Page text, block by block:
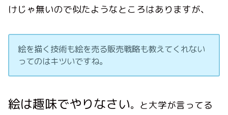
けじゃ無いので似たようなところはありますが、
絵を描く技術も絵を売る販売戦略も教えてくれない
ってのはキツいですね。
絵は趣味でやりなさい。と大学が言ってる